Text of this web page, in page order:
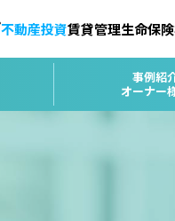
不動産投資賃貸管理生命保険
事例紹
オーナー